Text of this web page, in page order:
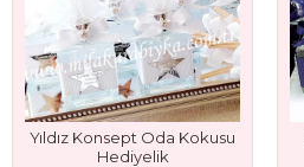
Yıldız Konsept Oda Kokusu
Hediyelik